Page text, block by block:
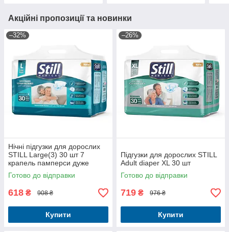
Акційні пропозиції та новинки
–32%
Нічні підгузки для дорослих
STILL Large(3) 30 шт 7
крапель памперси дуже
великих розмірів для людей
похилого віку
Готово до відправки
618 ₴ 908 ₴
Купити
–26%
Підгузки для дорослих STILL
Adult diaper XL 30 шт
Готово до відправки
719 ₴ 976 ₴
Купити